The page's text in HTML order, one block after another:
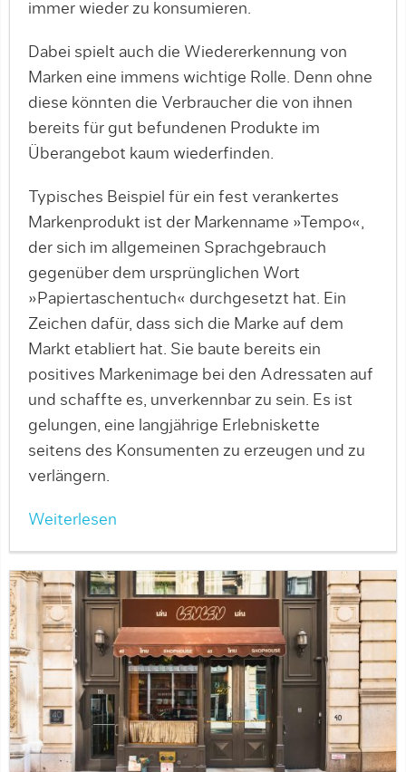
immer wieder zu konsumieren.
Dabei spielt auch die Wiedererkennung von
Marken eine immens wichtige Rolle. Denn ohne
diese könnten die Verbraucher die von ihnen
bereits für gut befundenen Produkte im
Überangebot kaum wiederfinden.
Typisches Beispiel für ein fest verankertes
Markenprodukt ist der Markenname »Tempo«,
der sich im allgemeinen Sprachgebrauch
gegenüber dem ursprünglichen Wort
»Papiertaschentuch« durchgesetzt hat. Ein
Zeichen dafür, dass sich die Marke auf dem
Markt etabliert hat. Sie baute bereits ein
positives Markenimage bei den Adressaten auf
und schaffte es, unverkennbar zu sein. Es ist
gelungen, eine langjährige Erlebniskette
seitens des Konsumenten zu erzeugen und zu
verlängern.
Weiterlesen